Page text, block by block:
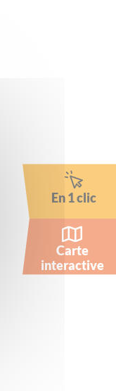
En 1 clic
Carte
interactive